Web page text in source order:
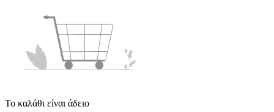
Το καλάθι είναι άδειο